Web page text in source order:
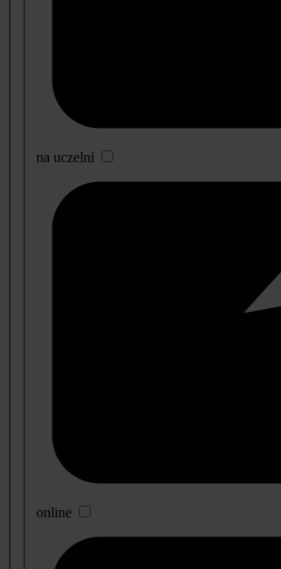
na uczelni
online